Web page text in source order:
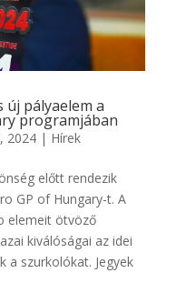
új pályaelem a
programjában
2024| Hírek
előtt rendezik
GP of Hungary-t. A
elemeit ötvöző
kiválóságai az idei
a szurkolókat. Jegyek